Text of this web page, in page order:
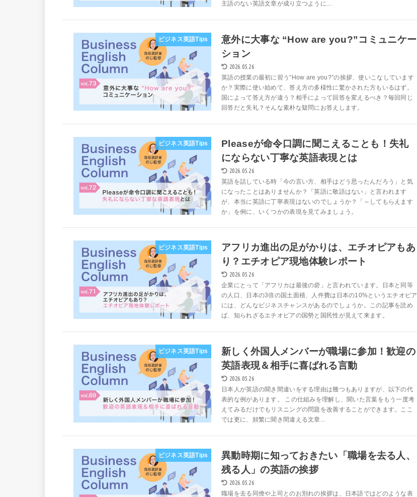
主語のない英語文章が成り立つように...
ビジネス英語Tips
意外に大事な “How are you?”コミュニケー
ション
2026.05.26
英語の授業の最初に習う“How are you?”の挨拶、使いこなしています
か？実際に使い始めて、答え方の多様性に驚かされた方もいるはず。
国によって答え方が違う？相手によって回答を変えるべき？毎回同じ
回答だと失礼？そんな素朴な疑問にお答えします。
ビジネス英語Tips
Pleaseが命令口調に聞こえることも！失礼
にならない丁寧な英語表現とは
2026.05.26
英語を話している時「今の言い方、相手はどう思ったんだろう」と気
になったことはありませんか？「英語に敬語はない」と言われます
が、本当に英語に丁寧表現はないのでしょうか？「～してもらえます
か」を例に、いくつかの表現を見てみましょう。
ビジネス英語Tips
アフリカ進出の足がかりは、エチオピアもあ
り？エチオピア現地体験レポート
2026.05.26
企業にとって「アフリカは最後の砦」と言われています。日本と同等
の人口、日本の3倍の国土面積、人件費は日本の10%というエチオピア
には、どんなビジネスチャンスがあるのでしょうか。この記事を読め
ば、知られざるエチオピアの国勢と国民性が見えて来ます。
ビジネス英語Tips
新しく外国人メンバーが職場に参加！歓迎の
英語表現＆相手に喜ばれる言動
2026.05.26
日本人が英語の聞き間違いをする理由は幾つもありますが、以下の代
表的な例があります。 この仕組みを理解し、聞いた言葉をもう一度考
えてみるだけでもリスニングの問題を改善することができます。ここ
では更に、頻繁に聞き間違える文章...
ビジネス英語Tips
異動時期に知っておきたい「職場を去る人、
残る人」の英語の挨拶
2026.05.26
職場を去る同僚や上司とのお別れの挨拶は、日本語ではどのような表